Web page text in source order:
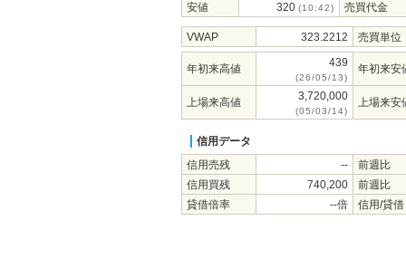
安値
320 (10:42) 売買代金
VWAP 323.2212 売買単位
年初来高値 439
(26/05/13)
年初来安
上場来高値 3,720,000
(05/03/14)
上場来安
信用データ
信用売残
--
前週比
信用買残
740,200
前週比
貸借倍率
--倍 信用/貸借